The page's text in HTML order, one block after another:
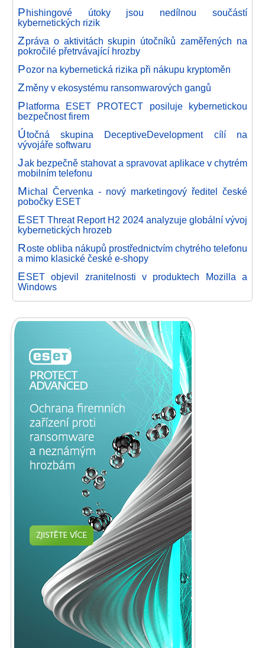
Phishingové útoky jsou nedílnou součástí
kybernetických rizik
Zpráva o aktivitách skupin útočníků zaměřených na
pokročilé přetrvávající hrozby
Pozor na kybernetická rizika při nákupu kryptoměn
Změny v ekosystému ransomwarových gangů
Platforma ESET PROTECT posiluje kybernetickou
bezpečnost firem
Útočná skupina DeceptiveDevelopment cílí na
vývojáře softwaru
Jak bezpečně stahovat a spravovat aplikace v chytrém
mobilním telefonu
Michal Červenka - nový marketingový ředitel české
pobočky ESET
ESET Threat Report H2 2024 analyzuje globální vývoj
kybernetických hrozeb
Roste obliba nákupů prostřednictvím chytrého telefonu
a mimo klasické české e-shopy
ESET objevil zranitelnosti v produktech Mozilla a
Windows